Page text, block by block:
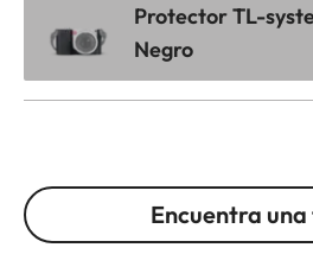
Protector TL-
Negro
Encuentra